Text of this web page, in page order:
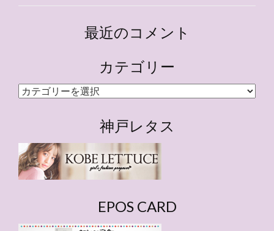
最近のコメント
カテゴリー
カ
ー
神戸レタス
EPOS CARD